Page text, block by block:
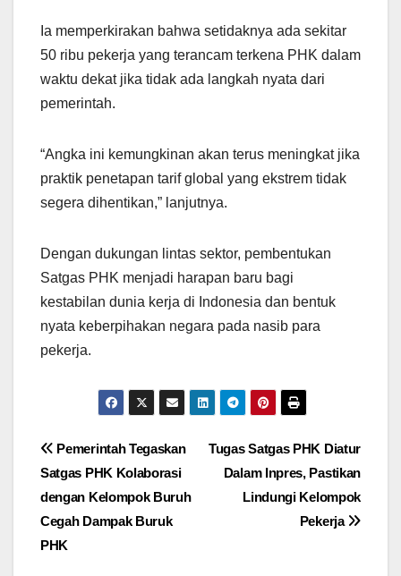
Ia memperkirakan bahwa setidaknya ada sekitar
50 ribu pekerja yang terancam terkena PHK dalam
waktu dekat jika tidak ada langkah nyata dari
pemerintah.
“Angka ini kemungkinan akan terus meningkat jika
praktik penetapan tarif global yang ekstrem tidak
segera dihentikan,” lanjutnya.
Dengan dukungan lintas sektor, pembentukan
Satgas PHK menjadi harapan baru bagi
kestabilan dunia kerja di Indonesia dan bentuk
nyata keberpihakan negara pada nasib para
pekerja.
Post
navigation
Tugas Satgas PHK Diatur
Dalam Inpres, Pastikan
Lindungi Kelompok
Pekerja
Pemerintah Tegaskan
Satgas PHK Kolaborasi
dengan Kelompok Buruh
Cegah Dampak Buruk
PHK